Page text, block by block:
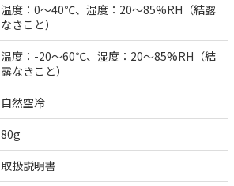
温度：0～40℃、湿度：20～85%RH（結露
なきこと）
温度：-20～60℃、湿度：20～85%RH（結
露なきこと）
自然空冷
80g
取扱説明書